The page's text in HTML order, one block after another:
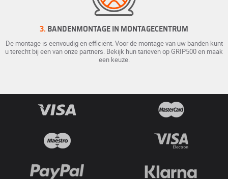
3. BANDENMONTAGE IN MONTAGECENTRUM
De montage is eenvoudig en efficiënt. Voor de montage van uw banden kunt
u terecht bij een van onze partners. Bekijk hun tarieven op GRIP500 en maak
een keuze.